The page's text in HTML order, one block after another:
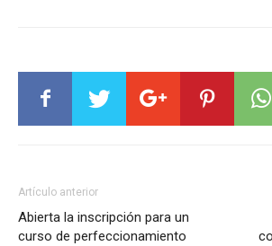
Artículo anterior
Abierta la inscripción para un
curso de perfeccionamiento